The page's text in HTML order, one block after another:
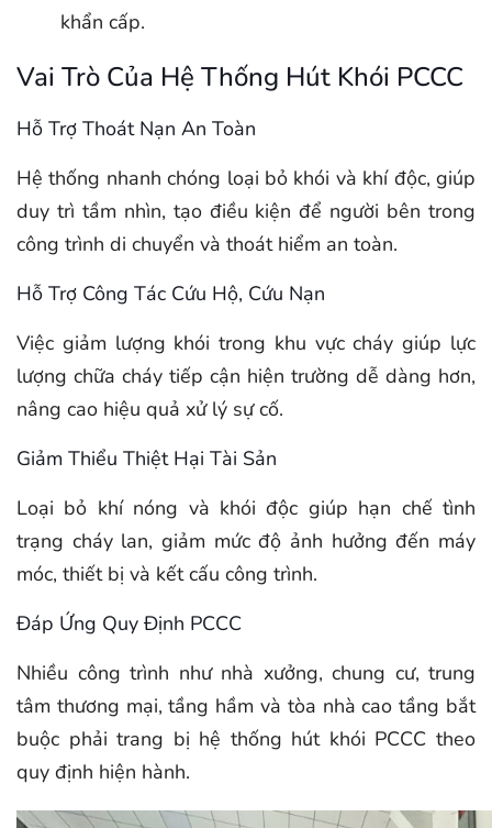
khẩn cấp.
Vai Trò Của Hệ Thống Hút Khói PCCC
Hỗ Trợ Thoát Nạn An Toàn
Hệ thống nhanh chóng loại bỏ khói và khí độc, giúp
duy trì tầm nhìn, tạo điều kiện để người bên trong
công trình di chuyển và thoát hiểm an toàn.
Hỗ Trợ Công Tác Cứu Hộ, Cứu Nạn
Việc giảm lượng khói trong khu vực cháy giúp lực
lượng chữa cháy tiếp cận hiện trường dễ dàng hơn,
nâng cao hiệu quả xử lý sự cố.
Giảm Thiểu Thiệt Hại Tài Sản
Loại bỏ khí nóng và khói độc giúp hạn chế tình
trạng cháy lan, giảm mức độ ảnh hưởng đến máy
móc, thiết bị và kết cấu công trình.
Đáp Ứng Quy Định PCCC
Nhiều công trình như nhà xưởng, chung cư, trung
tâm thương mại, tầng hầm và tòa nhà cao tầng bắt
buộc phải trang bị hệ thống hút khói PCCC theo
quy định hiện hành.